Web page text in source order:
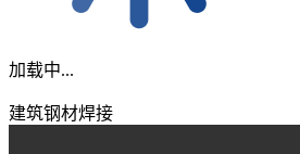
加载中...
建筑钢材焊接